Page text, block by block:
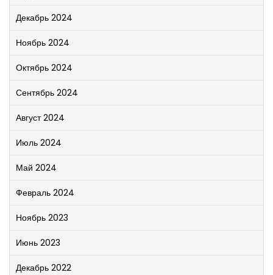
Декабрь 2024
Ноябрь 2024
Октябрь 2024
Сентябрь 2024
Август 2024
Июль 2024
Май 2024
Февраль 2024
Ноябрь 2023
Июнь 2023
Декабрь 2022